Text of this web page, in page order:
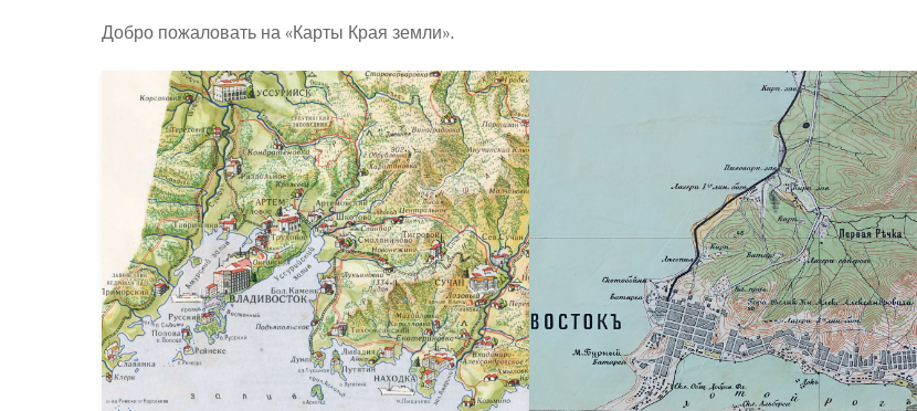
Добро пожаловать на «Карты Края земли».